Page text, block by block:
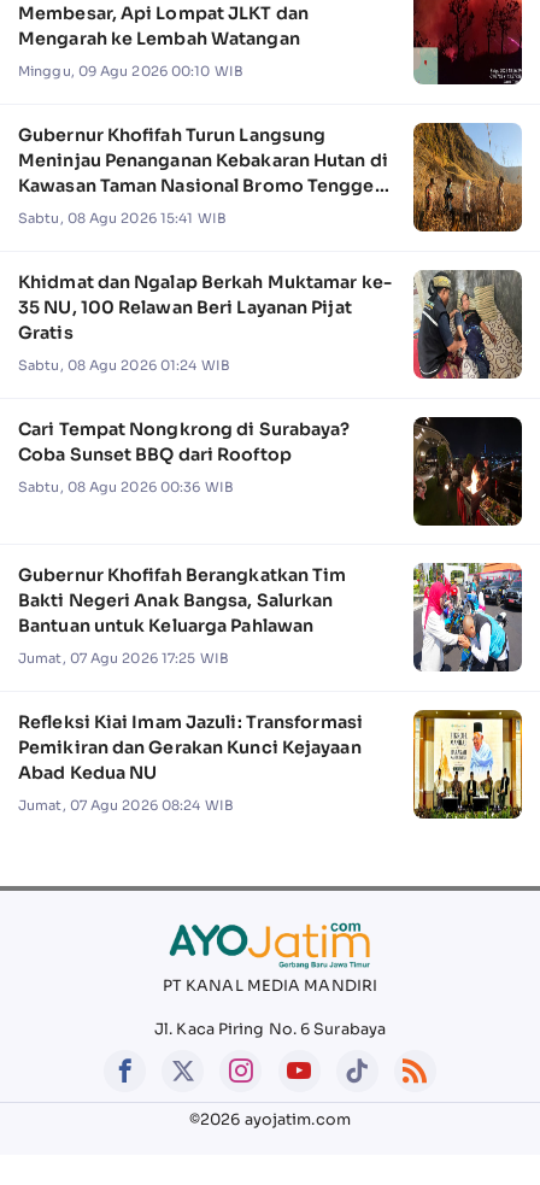
Membesar, Api Lompat JLKT dan
Mengarah ke Lembah Watangan
Minggu, 09 Agu 2026 00:10 WIB
Gubernur Khofifah Turun Langsung
Meninjau Penanganan Kebakaran Hutan di
Kawasan Taman Nasional Bromo Tengger
Semeru
Sabtu, 08 Agu 2026 15:41 WIB
Khidmat dan Ngalap Berkah Muktamar ke-
35 NU, 100 Relawan Beri Layanan Pijat
Gratis
Sabtu, 08 Agu 2026 01:24 WIB
Cari Tempat Nongkrong di Surabaya?
Coba Sunset BBQ dari Rooftop
Sabtu, 08 Agu 2026 00:36 WIB
Gubernur Khofifah Berangkatkan Tim
Bakti Negeri Anak Bangsa, Salurkan
Bantuan untuk Keluarga Pahlawan
Jumat, 07 Agu 2026 17:25 WIB
Refleksi Kiai Imam Jazuli: Transformasi
Pemikiran dan Gerakan Kunci Kejayaan
Abad Kedua NU
Jumat, 07 Agu 2026 08:24 WIB
PT KANAL MEDIA MANDIRI
Jl. Kaca Piring No. 6 Surabaya
©2026 ayojatim.com